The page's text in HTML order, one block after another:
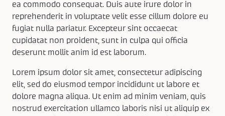
Interliving
Pronorm
Häcker
Made by DAS
Keukenmaterialen
Keukenapparatuur
Keuken ontwerpen
Showroom uitverkoop
Klassiek
Landelijk
Modern
Download KEX Magazine
Over KEX
Over KEX
Over ons
Werkwijze
ZZP keukenmonteur
Contact
Contact
ea commodo consequat. Duis aute irure dolor in
reprehenderit in voluptate velit esse cillum dolore eu
fugiat nulla pariatur. Excepteur sint occaecat
cupidatat non proident, sunt in culpa qui officia
deserunt mollit anim id est laborum.
Lorem ipsum dolor sit amet, consectetur adipiscing
elit, sed do eiusmod tempor incididunt ut labore et
dolore magna aliqua. Ut enim ad minim veniam, quis
nostrud exercitation ullamco laboris nisi ut aliquip ex